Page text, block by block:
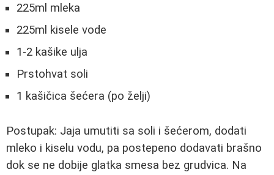
225ml mleka
225ml kisele vode
1-2 kašike ulja
Prstohvat soli
1 kašičica šećera (po želji)
Postupak: Jaja umutiti sa soli i šećerom, dodati
mleko i kiselu vodu, pa postepeno dodavati brašno
dok se ne dobije glatka smesa bez grudvica. Na